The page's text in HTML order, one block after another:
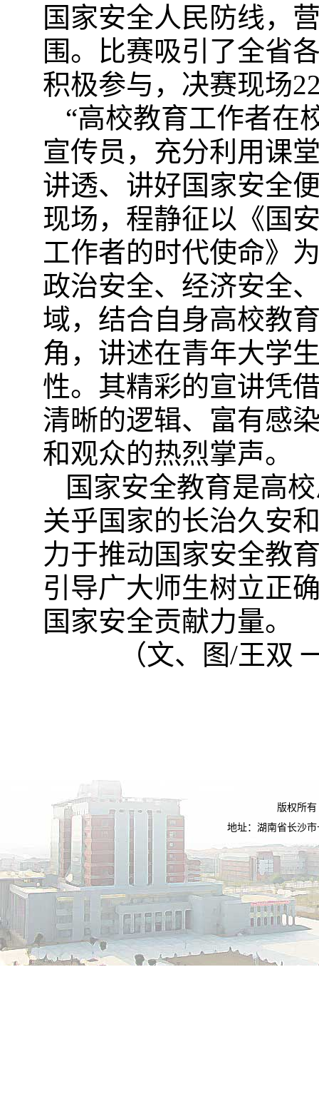
国家安全人民防线，
围。比赛吸引了全省
积极参与，决赛现场
“高校教育工作者在
宣传员，充分利用课
讲透、讲好国家安全
现场，程静征以《国
工作者的时代使命》
政治安全、经济安全
域，结合自身高校教
角，讲述在青年大学
性。其精彩的宣讲凭
清晰的逻辑、富有感
和观众的热烈掌声。
国家安全教育是高
关乎国家的长治久安
力于推动国家安全教
引导广大师生树立正
国家安全贡献力量。
（文、 图/王双
版权所
地址：湖南省长沙